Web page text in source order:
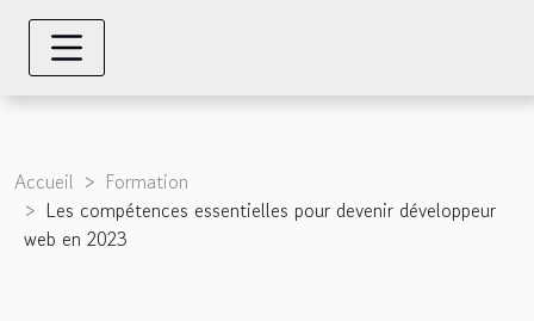
Accueil
Formation
Les compétences essentielles pour devenir développeur
web en 2023